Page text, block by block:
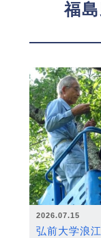
福
2026.07.15
弘前大学浪